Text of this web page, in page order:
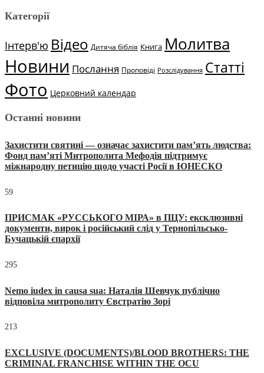
Категорії
Інтерв'ю Відео Дитяча біблія Книга Молитва
Новини Послання Проповіді Розслідування Статті
Фото Церковний календар
Останні новини
Захистити святині — означає захистити пам’ять людства:
Фонд пам’яті Митрополита Мефодія підтримує
міжнародну петицію щодо участі Росії в ЮНЕСКО
59
ПРИСМАК «РУССЬКОГО МІРА» в ПЦУ: ексклюзивні
документи, вирок і російський слід у Тернопільсько-
Бучацькій єпархії
295
Nemo iudex in causa sua: Наталія Шевчук публічно
відповіла митрополиту Євстратію Зорі
213
EXCLUSIVE (DOCUMENTS)/BLOOD BROTHERS: THE
CRIMINAL FRANCHISE WITHIN THE OCU